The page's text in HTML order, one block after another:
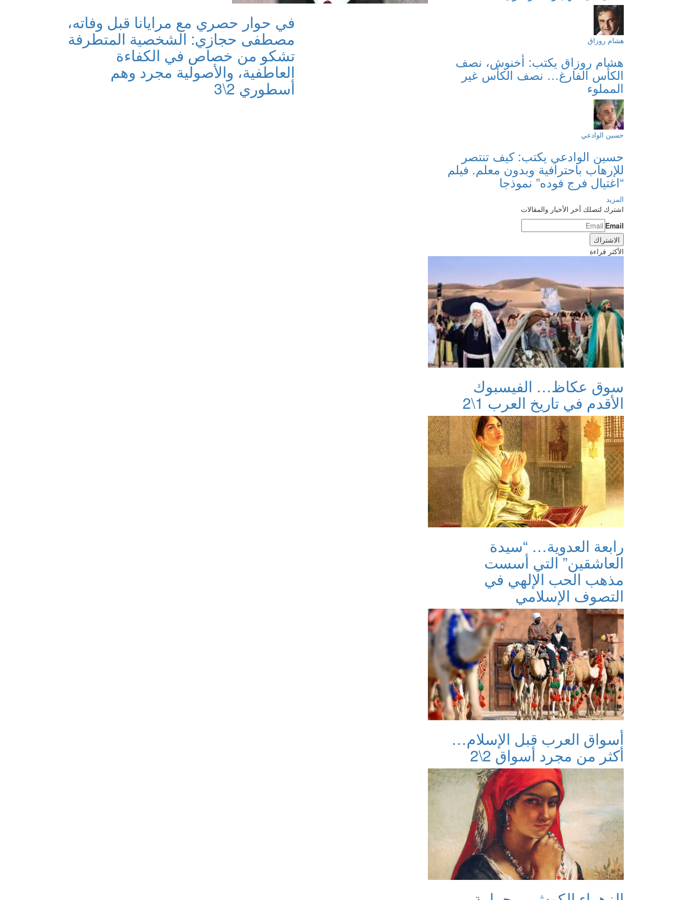
في حوار حصري مع مرايانا قبل وفاته،
مصطفى حجازي: الشخصية المتطرفة
تشكو من خصاص في الكفاءة
العاطفية، والأصولية مجرد وهم
أسطوري 2\3
هشام روزاق
هشام روزاق يكتب: أخنوش، نصف
الكأس الفارغ… نصف الكأس غير
المملوء
حسين الوادعي
حسين الوادعي يكتب: كيف تنتصر
للإرهاب باحترافية وبدون معلم. فيلم
“اغتيال فرج فوده” نموذجا
المزيد
اشترك لتصلك آخر الأخبار والمقالات
Email
الأكثر قراءة
سوق عكاظ… الفيسبوك
الأقدم في تاريخ العرب 1\2
رابعة العدوية… “سيدة
العاشقين” التي أسست
مذهب الحب الإلهي في
التصوف الإسلامي
أسواق العرب قبل الإسلام…
أكثر من مجرد أسواق 2\2